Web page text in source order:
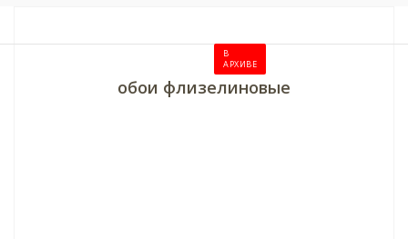
В
АРХИВЕ
обои флизелиновые